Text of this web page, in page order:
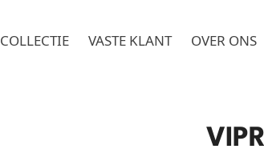
VASTE KLANT OVER ONS